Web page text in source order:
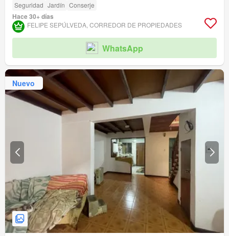
Seguridad Jardín Conserje
Hace 30+ días
FELIPE SEPÚLVEDA, CORREDOR DE PROPIEDADES
WhatsApp
Nuevo